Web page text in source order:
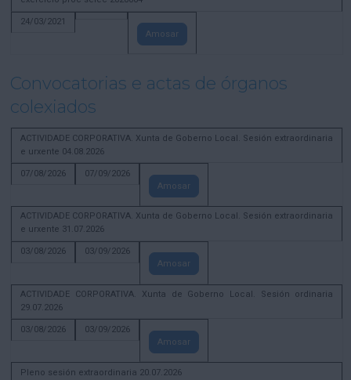
24/03/2021
Amosar
Convocatorias e actas de órganos
colexiados
ACTIVIDADE CORPORATIVA. Xunta de Goberno Local. Sesión extraordinaria
e urxente 04.08.2026
07/08/2026
07/09/2026
Amosar
ACTIVIDADE CORPORATIVA. Xunta de Goberno Local. Sesión extraordinaria
e urxente 31.07.2026
03/08/2026
03/09/2026
Amosar
ACTIVIDADE CORPORATIVA. Xunta de Goberno Local. Sesión ordinaria
29.07.2026
03/08/2026
03/09/2026
Amosar
Pleno sesión extraordinaria 20.07.2026